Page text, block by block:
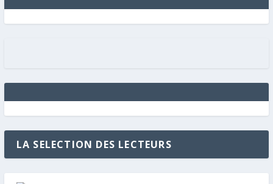
LA SELECTION DES LECTEURS